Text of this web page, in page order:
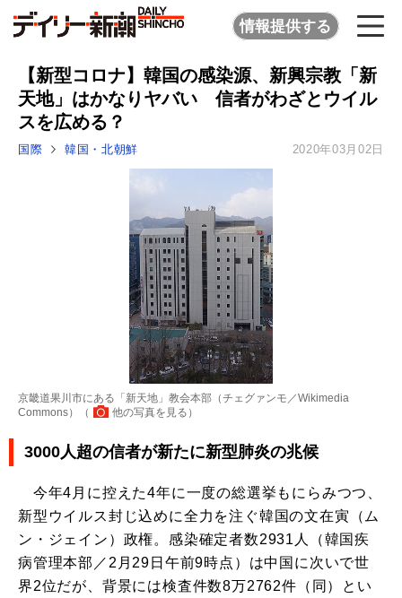
情報提供する
【新型コロナ】韓国の感染源、新興宗教「新
天地」はかなりヤバい 信者がわざとウイル
スを広める？
国際 韓国・北朝鮮 2020年03月02日
京畿道果川市にある「新天地」教会本部（チェグァンモ／Wikimedia
Commons）（
他の写真を見る ）
3000人超の信者が新たに新型肺炎の兆候
今年4月に控えた4年に一度の総選挙もにらみつつ、
新型ウイルス封じ込めに全力を注ぐ韓国の文在寅（ム
ン・ジェイン）政権。感染確定者数2931人（韓国疾
病管理本部／2月29日午前9時点）は中国に次いで世
界2位だが、背景には検査件数8万2762件（同）とい